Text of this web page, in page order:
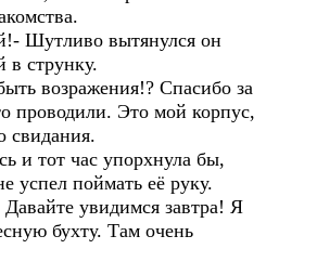
Шутливо вытянулся он
в струнку.
возражения!? Спасибо за
проводили. Это мой корпус,
и тот час упорхнула бы,
успел поймать её руку.
Давайте увидимся завтра! Я
бухту. Там очень